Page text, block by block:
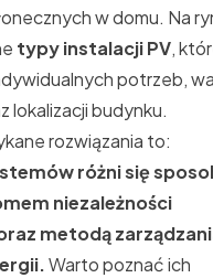
w domu. Na
typy instalacji PV,
potrzeb,
lokalizacji budynku.
rozwiązania to:
różni się
niezależności
metodą
Warto poznać ich